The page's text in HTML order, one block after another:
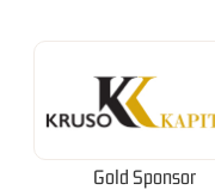
Gold Sponsor